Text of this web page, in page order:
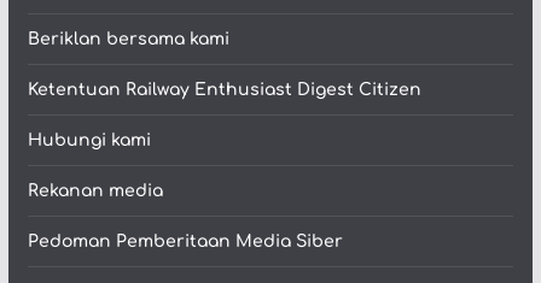
Beriklan bersama kami
Ketentuan Railway Enthusiast Digest Citizen
Hubungi kami
Rekanan media
Pedoman Pemberitaan Media Siber